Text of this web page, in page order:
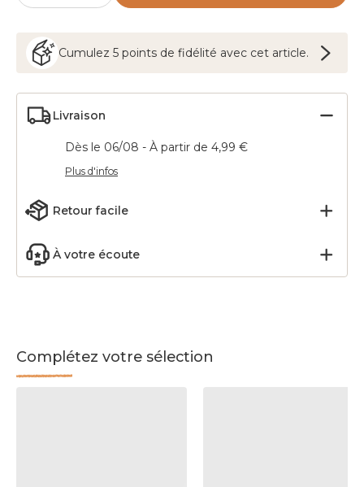
Cumulez 5 points de fidélité avec cet article.
Livraison
Dès le 06/08 - À partir de 4,99 €
Plus d'infos
Retour facile
À votre écoute
Complétez votre sélection